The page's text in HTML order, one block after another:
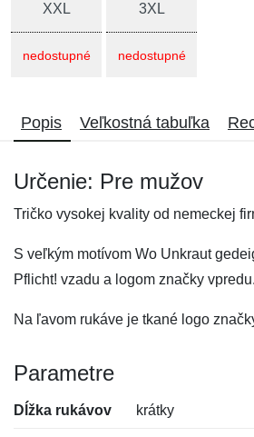
XXL
nedostupné
3XL
nedostupné
Popis Veľkostná tabuľka
Určenie: Pre mužov
Tričko vysokej kvality od nemeckej
S veľkým motívom Wo Unkraut
Pflicht! vzadu a logom značky vpredu.
Na ľavom rukáve je tkané logo
Parametre
Dĺžka rukávov krátky